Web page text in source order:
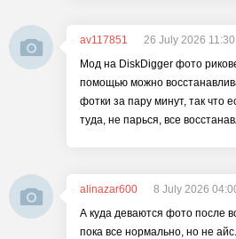
av117851
26 July 2026 11:30
Мод на DiskDigger фото
помощью можно
фотки за пару минут, так что
туда, не парься, все
alinazar600
8 July 2026
А куда деваются фото после
пока все нормально, но не айс.